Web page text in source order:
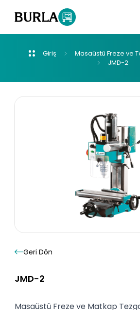
Ürünlerimiz
Giriş Masaüstü Freze ve
JMD-2
Geri Dön
JMD-2
Masaüstü Freze ve Matkap